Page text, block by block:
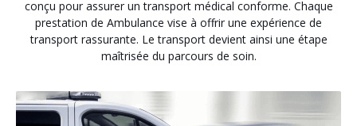
conçu pour assurer un transport médical conforme. Chaque
prestation de Ambulance vise à offrir une expérience de
transport rassurante. Le transport devient ainsi une étape
maîtrisée du parcours de soin.